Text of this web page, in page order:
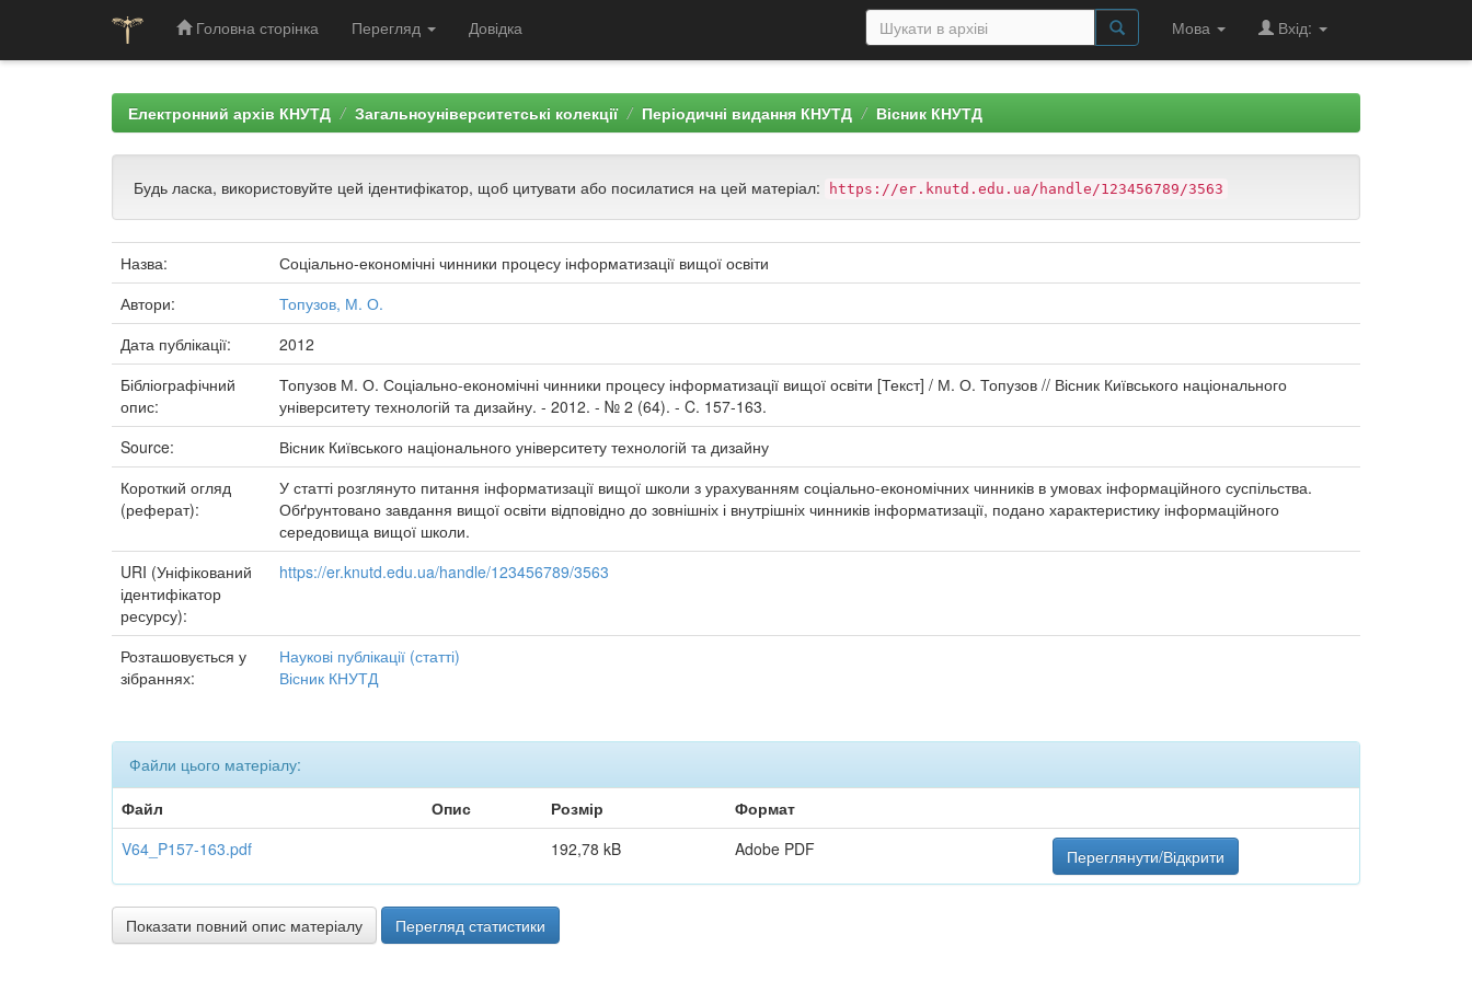
Головна сторінка Перегляд Довідка Мова Вхід:
Електронний архів КНУТД Загальноуніверситетські колекції Періодичні видання КНУТД Вісник КНУТД
Будь ласка, використовуйте цей ідентифікатор, щоб цитувати або посилатися на цей матеріал: https://er.knutd.edu.ua/handle/123456789/3563
Назва:
Соціально-економічні чинники процесу інформатизації вищої освіти
Автори:
Топузов, М. О.
Дата публікації:
2012
Бібліографічний
опис:
Топузов М. О. Соціально-економічні чинники процесу інформатизації вищої освіти [Текст] / М. О. Топузов // Вісник Київського національного
університету технологій та дизайну. - 2012. - № 2 (64). - C. 157-163.
Source:
Вісник Київського національного університету технологій та дизайну
Короткий огляд
(реферат):
У статті розглянуто питання інформатизації вищої школи з урахуванням соціально-економічних чинників в умовах інформаційного суспільства.
Обґрунтовано завдання вищої освіти відповідно до зовнішніх і внутрішніх чинників інформатизації, подано характеристику інформаційного
середовища вищої школи.
URI (Уніфікований
ідентифікатор
ресурсу):
https://er.knutd.edu.ua/handle/123456789/3563
Розташовується у
зібраннях:
Наукові публікації (статті)
Вісник КНУТД
Файли цього матеріалу:
Файл
Опис Розмір
Формат
V64_P157-163.pdf
192,78 kB Adobe PDF Переглянути/Відкрити
Показати повний опис матеріалу Перегляд статистики